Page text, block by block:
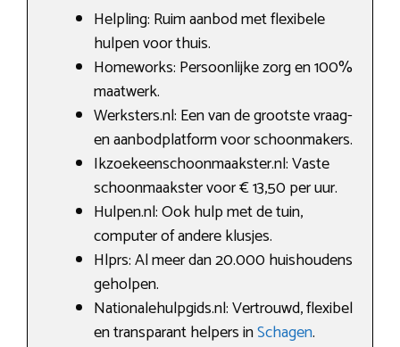
Helpling: Ruim aanbod met flexibele
hulpen voor thuis.
Homeworks: Persoonlijke zorg en 100%
maatwerk.
Werksters.nl: Een van de grootste vraag-
en aanbodplatform voor schoonmakers.
Ikzoekeenschoonmaakster.nl: Vaste
schoonmaakster voor € 13,50 per uur.
Hulpen.nl: Ook hulp met de tuin,
computer of andere klusjes.
Hlprs: Al meer dan 20.000 huishoudens
geholpen.
Nationalehulpgids.nl: Vertrouwd, flexibel
en transparant helpers inSchagen.